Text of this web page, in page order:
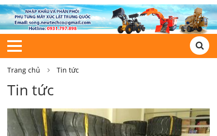
Trang chủ Tin tức
Tin tức